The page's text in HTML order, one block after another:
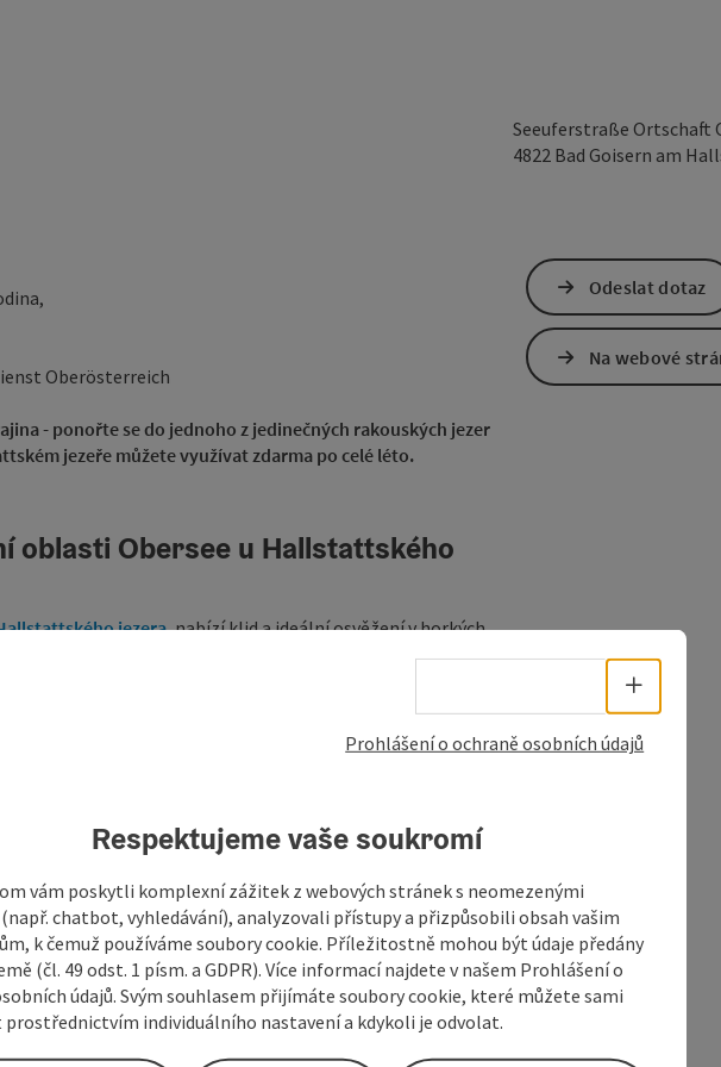
Seeuferstraße Ortschaft
4822 Bad Goisern am
Oberösterreich
- ponořte se do jednoho z jedinečných rakouských jezer
jezeře můžete využívat zdarma po celé léto.
oblasti Obersee u Hallstattského
jezera, nabízí klid a ideální osvěžení v horkých
protože
oblast Obersee také skvělým místem ke koupání
u Hallstattského jezera... a pojezerní oblasti.
Odeslat dotaz
Na webové
Volba
Prohlášení o ochraně osobních údajů
Respektujeme vaše soukromí
vám poskytli komplexní zážitek z webových stránek s neomezenými
chatbot, vyhledávání), analyzovali přístupy a přizpůsobili obsah vašim
k čemuž používáme soubory cookie. Příležitostně mohou být údaje předány
(čl. 49 odst. 1 písm. a GDPR). Více informací najdete v našem Prohlášení o
údajů. Svým souhlasem přijímáte soubory cookie, které můžete sami
prostřednictvím individuálního nastavení a kdykoli je odvolat.